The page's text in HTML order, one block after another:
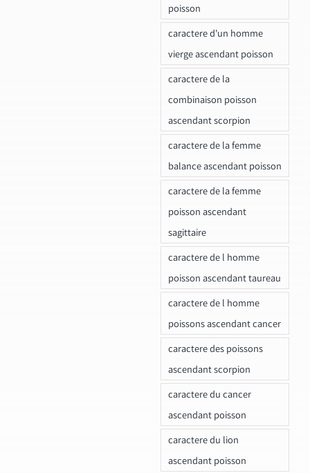
poisson
caractere d'un homme
vierge ascendant poisson
caractere de la
combinaison poisson
ascendant scorpion
caractere de la femme
balance ascendant poisson
caractere de la femme
poisson ascendant
sagittaire
caractere de l homme
poisson ascendant taureau
caractere de l homme
poissons ascendant cancer
caractere des poissons
ascendant scorpion
caractere du cancer
ascendant poisson
caractere du lion
ascendant poisson